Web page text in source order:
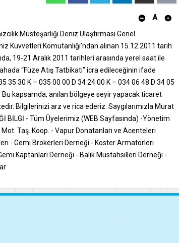
A
Müsteşarlığı Deniz Ulaştırması Genel
Kuvvetleri Komutanlığı’ndan alınan 15.12.2011 tarih
19-21 Aralık 2011 tarihleri arasında yerel saat ile
“Füze Atış Tatbikatı” icra edileceğinin ifade
35 30 K – 035 00 00 D 34 24 00 K – 034 06 48 D 34 05
Bu kapsamda, anılan bölgeye seyir yapacak ticaret
Bilgilerinizi arz ve rica ederiz. Saygılarımızla Murat
BİLGİ - Tüm Üyelerimiz (WEB Sayfasında) -Yönetim
Taş. Koop. - Vapur Donatanları ve Acenteleri
- Gemi Brokerleri Derneği - Koster Armatörleri
Kaptanları Derneği - Balık Müstahsilleri Derneği -